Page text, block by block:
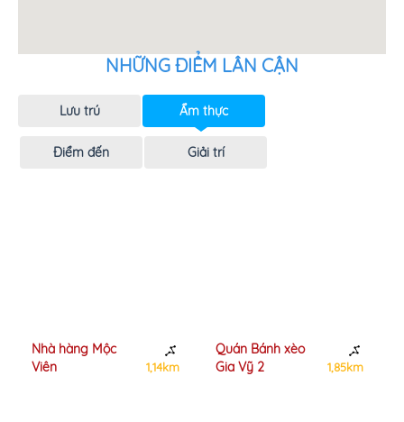
NHỮNG ĐIỂM LÂN CẬN
Lưu trú Ẩm thực
Điểm đến Giải trí
Nhà hàng Mộc
Viên
1,14km
Quán Bánh xèo
Gia Vỹ 2
1,85km